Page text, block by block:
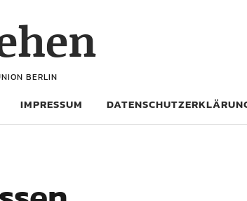
BERLIN
IMPRESSUM